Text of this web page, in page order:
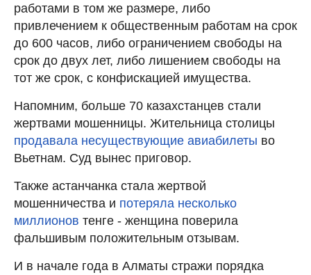
работами в том же размере, либо
привлечением к общественным работам на срок
до 600 часов, либо ограничением свободы на
срок до двух лет, либо лишением свободы на
тот же срок, с конфискацией имущества.
Напомним, больше 70 казахстанцев стали
жертвами мошенницы. Жительница столицы
продавала несуществующие авиабилеты во
Вьетнам. Суд вынес приговор.
Также астанчанка стала жертвой
мошенничества и потеряла несколько
миллионов тенге - женщина поверила
фальшивым положительным отзывам.
И в начале года в Алматы стражи порядка